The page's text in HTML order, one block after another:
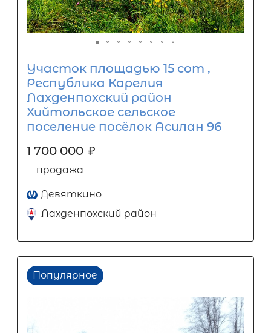
Участок площадью 15 сот ,
Республика Карелия
Лахденпохский район
Хийтольское сельское
поселение посёлок Асилан 96
1 700 000 ₽
продажа
Девяткино
Лахденпохский район
Популярное